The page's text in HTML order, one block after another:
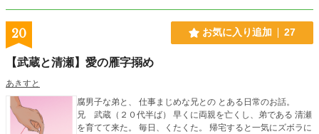
20 お気に入り追加 27
【武蔵と清瀬】愛の雁字搦め
あきすと
腐男子な弟と、 仕事まじめな兄との とある日常のお話。
兄 武蔵（２０代半ば） 早くに両親を亡くし、弟である 清瀬
を育てて来た。 毎日、くたくた。 帰宅すると一気にズボラに